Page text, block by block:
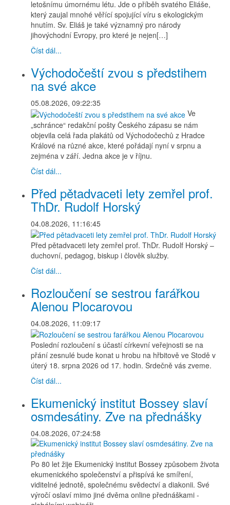
letošnímu úmornému létu. Jde o příběh svatého Eliáše,
který zaujal mnohé věřící spojující víru s ekologickým
hnutím. Sv. Eliáš je také významný pro národy
jihovýchodní Evropy, pro které je nejen[…]
Číst dál...
Východočeští zvou s předstihem
na své akce
05.08.2026, 09:22:35
Ve
„schránce“ redakční pošty Českého zápasu se nám
objevila celá řada plakátů od Východočechů z Hradce
Králové na různé akce, které pořádají nyní v srpnu a
zejména v září. Jedna akce je v říjnu.
Číst dál...
Před pětadvaceti lety zemřel prof.
ThDr. Rudolf Horský
04.08.2026, 11:16:45
Před pětadvaceti lety zemřel prof. ThDr. Rudolf Horský –
duchovní, pedagog, biskup i člověk služby.
Číst dál...
Rozloučení se sestrou farářkou
Alenou Plocarovou
04.08.2026, 11:09:17
Poslední rozloučení s účastí církevní veřejnosti se na
přání zesnulé bude konat u hrobu na hřbitově ve Stodě v
úterý 18. srpna 2026 od 17. hodin. Srdečně vás zveme.
Číst dál...
Ekumenický institut Bossey slaví
osmdesátiny. Zve na přednášky
04.08.2026, 07:24:58
Po 80 let žije Ekumenický institut Bossey způsobem života
ekumenického společenství a přispívá ke smíření,
viditelné jednotě, společnému svědectví a diakonii. Své
výročí oslaví mimo jiné dvěma online přednáškami -